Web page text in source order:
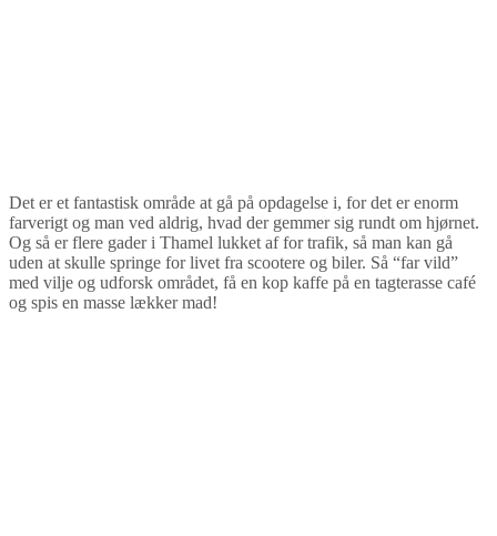
Det er et fantastisk område at gå på opdagelse i, for det er enorm
farverigt og man ved aldrig, hvad der gemmer sig rundt om hjørnet.
Og så er flere gader i Thamel lukket af for trafik, så man kan gå
uden at skulle springe for livet fra scootere og biler. Så “far vild”
med vilje og udforsk området, få en kop kaffe på en tagterasse café
og spis en masse lækker mad!